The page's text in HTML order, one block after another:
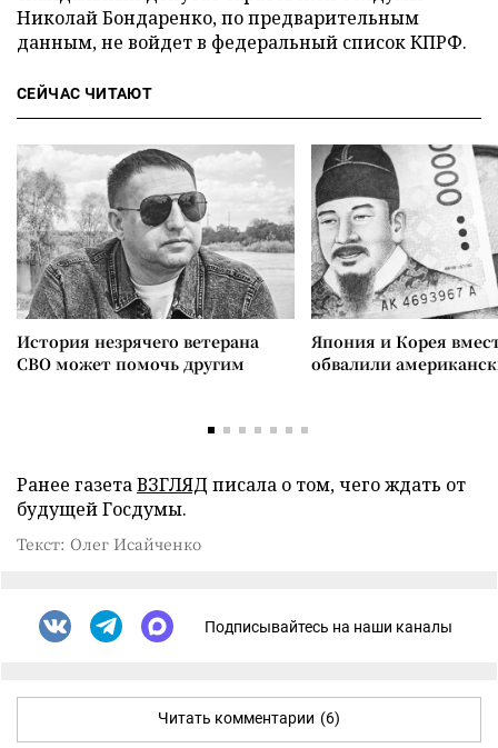
Николай Бондаренко, по предварительным
данным, не войдет в федеральный список КПРФ.
СЕЙЧАС ЧИТАЮТ
История незрячего ветерана
СВО может помочь другим
Япония и Корея
обвалили
Ранее газетаВЗГЛЯД писала о том, чего ждать от
будущей Госдумы.
Текст: Олег Исайченко
Подписывайтесь на наши каналы
Читать комментарии (6)